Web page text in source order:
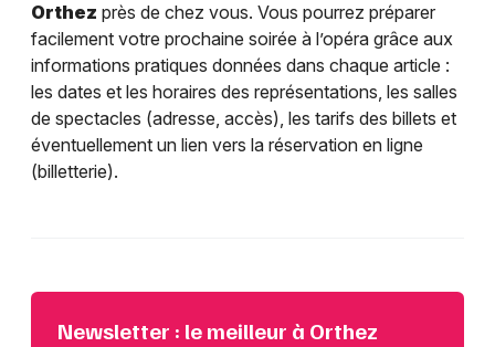
Orthez près de chez vous. Vous pourrez préparer
facilement votre prochaine soirée à l’opéra grâce aux
informations pratiques données dans chaque article :
les dates et les horaires des représentations, les salles
de spectacles (adresse, accès), les tarifs des billets et
éventuellement un lien vers la réservation en ligne
(billetterie).
Newsletter : le meilleur à Orthez